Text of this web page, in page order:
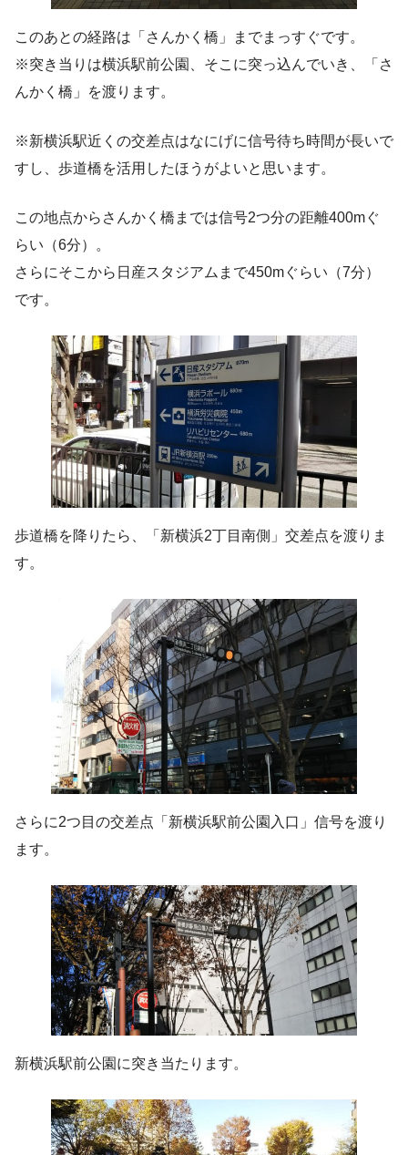
このあとの経路は「さんかく橋」までまっすぐです。
※突き当りは横浜駅前公園、そこに突っ込んでいき、「さ
んかく橋」を渡ります。
※新横浜駅近くの交差点はなにげに信号待ち時間が長いで
すし、歩道橋を活用したほうがよいと思います。
この地点からさんかく橋までは信号2つ分の距離400mぐ
らい（6分）。
さらにそこから日産スタジアムまで450mぐらい（7分）
です。
歩道橋を降りたら、「新横浜2丁目南側」交差点を渡りま
す。
さらに2つ目の交差点「新横浜駅前公園入口」信号を渡り
ます。
新横浜駅前公園に突き当たります。